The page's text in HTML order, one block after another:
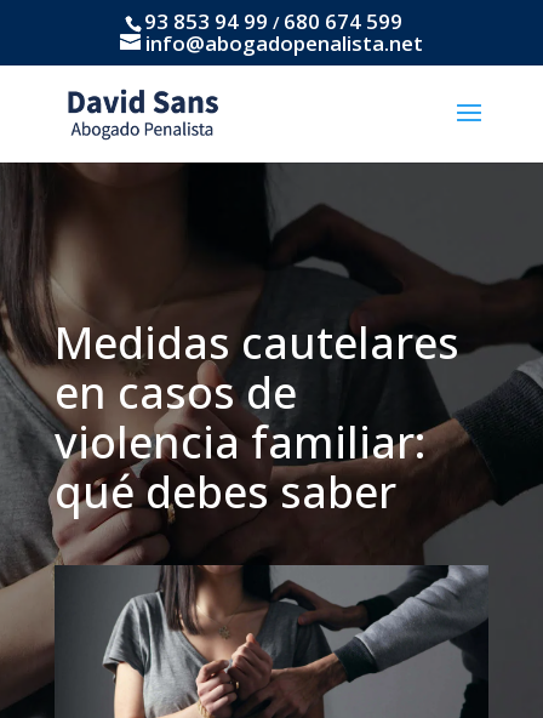
93 853 94 99 / 680 674 599
info@abogadopenalista.net
Medidas cautelares
en casos de
violencia familiar:
qué debes saber